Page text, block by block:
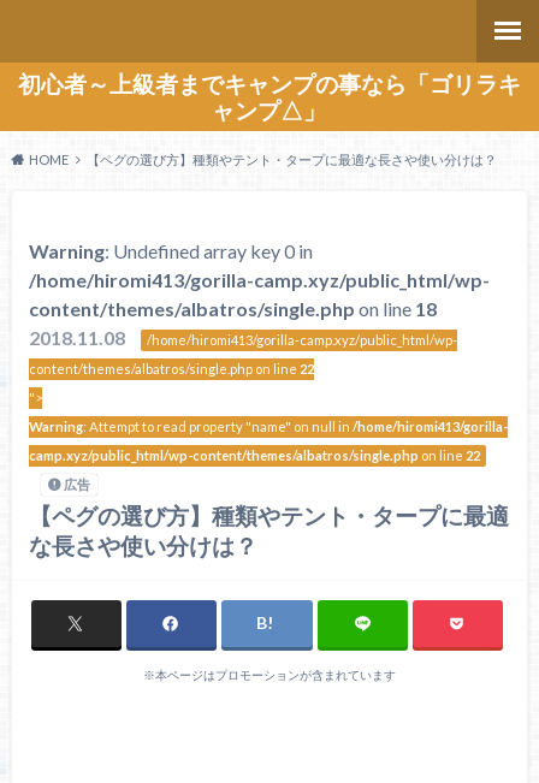
初心者～上級者までキャンプの事なら「ゴリラキ
ャンプ△」
HOME 【ペグの選び方】種類やテント・タープに最適な長さや使い分けは？
Warning: Undefined array key 0 in
/home/hiromi413/gorilla-camp.xyz/public_html/wp-
content/themes/albatros/single.php on line 18
2018.11.08
/home/hiromi413/gorilla-camp.xyz/public_html/wp-
content/themes/albatros/single.php on line 22
">
Warning: Attempt to read property "name" on null in/home/hiromi413/gorilla-
camp.xyz/public_html/wp-content/themes/albatros/single.php on line 22
広告
【ペグの選び方】種類やテント・タープに最適
な長さや使い分けは？
※本ページはプロモーションが含まれています